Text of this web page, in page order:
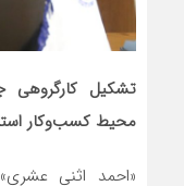
تشکیل کارگروهی
محیط کسب‌وکار
«احمد اثنی